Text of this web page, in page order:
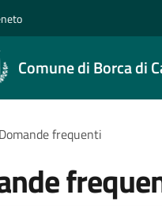
Comune di Borca di
di pane
Domande frequenti